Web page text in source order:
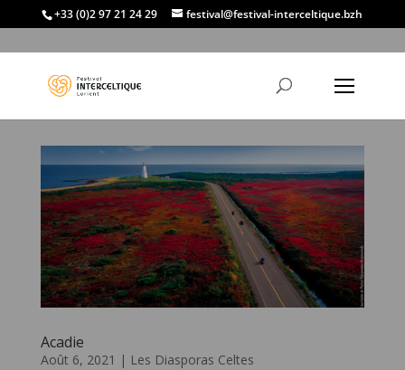
+33 (0)2 97 21 24 29 festival@festival-interceltique.bzh
Acadie
Août 6, 2021 | Les Diasporas Celtes